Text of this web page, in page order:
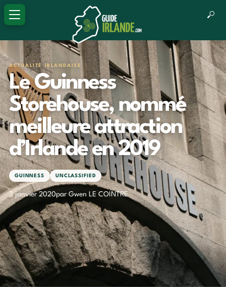
ACTUALITÉ IRLANDAISE
Le Guinness
Storehouse, nommé
meilleure attraction
d’Irlande en 2019
GUINNESS UNCLASSIFIED
3 janvier 2020par Gwen LE COINTRE